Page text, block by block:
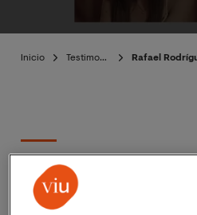
Inicio Testimoniales Rafael
Publicado:
15/01/2026